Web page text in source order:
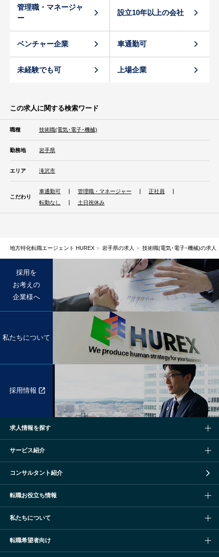
管理職・マネージャ
ー
設立10年以上の会社
ベンチャー企業 車通勤可
未経験でも可 上場企業
この求人に関する検索ワード
職種 技術職(電気･電子･機械)
勤務地 岩手県
エリア 滝沢市
こだわり
車通勤可 管理職・マネージャー
正社員
転勤なし
土日祝休み
地方特化転職エージェント HUREX 岩手県の求人 技術職(電気･電子･機械)の求人
採用情報
私たちについて
採用を
お考えの
企業様へ
求人情報を探す
サービス紹介
コンサルタント紹介
転職お役立ち情報
私たちについて
転職希望者向け